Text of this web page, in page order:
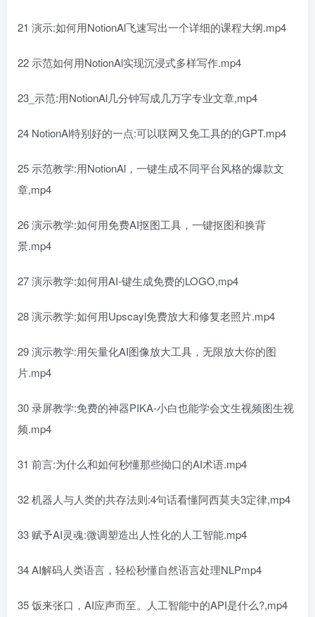
21 演示:如何用NotionAl飞速写出一个详细的课程大纲.mp4
22 示范如何用NotionAl实现沉浸式多样写作.mp4
23_示范:用NotionAl几分钟写成几万字专业文章,mp4
24 NotionAl特别好的一点:可以联网又免工具的的GPT.mp4
25 示范教学:用NotionAl，一键生成不同平台风格的爆款文
章,mp4
26 演示教学:如何用免费AI抠图工具，一键抠图和换背
景.mp4
27 演示教学:如何用AI-键生成免费的LOGO,mp4
28 演示教学:如何用Upscayl免费放大和修复老照片.mp4
29 演示教学:用矢量化AI图像放大工具，无限放大你的图
片.mp4
30 录屏教学:免费的神器PIKA-小白也能学会文生视频图生视
频.mp4
31 前言:为什么和如何秒懂那些拗口的AI术语.mp4
32 机器人与人类的共存法则:4句话看懂阿西莫夫3定律,mp4
33 赋予AI灵魂:微调塑造出人性化的人工智能.mp4
34 AI解码人类语言，轻松秒懂自然语言处理NLPmp4
35 饭来张口，AI应声而至。人工智能中的API是什么?,mp4